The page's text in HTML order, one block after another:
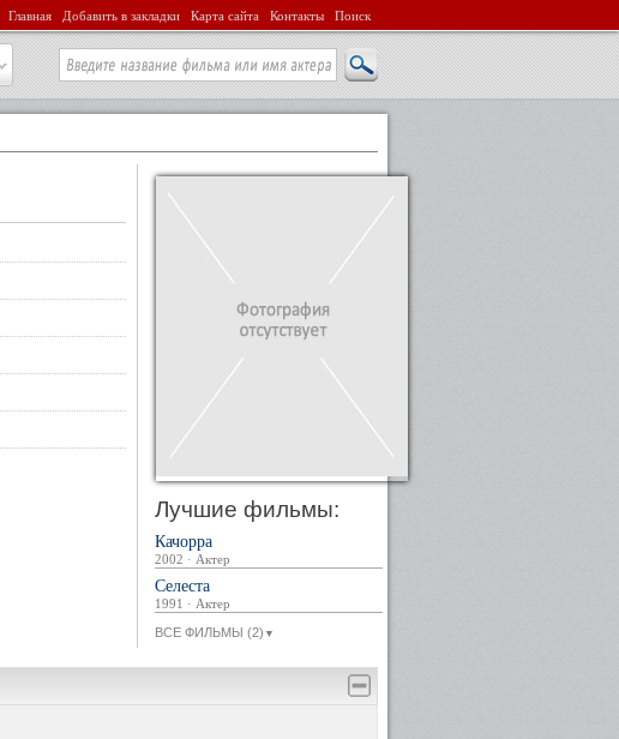
Главная Добавить в закладки Карта сайта Контакты Поиск
Лучшие фильмы:
Качорра
2002 · Актер
Селеста
1991 · Актер
ВСЕ ФИЛЬМЫ (2) ▼